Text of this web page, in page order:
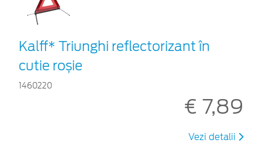
Kalff* Triunghi reflectorizant în
cutie roșie
1460220
€ 7,89
Vezi detalii